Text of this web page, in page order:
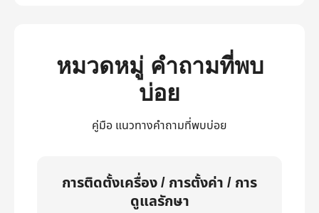
หมวดหมู่ คำถามที่พบ
บ่อย
คู่มือ แนวทางคำถามที่พบบ่อย
การติดตั้งเครื่อง / การตั้งค่า / การ
ดูแลรักษา